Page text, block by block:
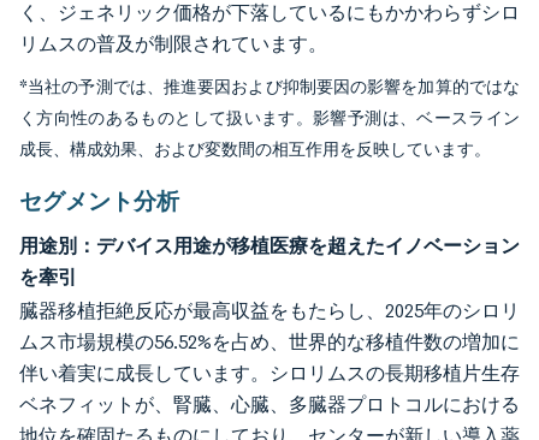
く、ジェネリック価格が下落しているにもかかわらずシロ
リムスの普及が制限されています。
*当社の予測では、推進要因および抑制要因の影響を加算的ではな
く方向性のあるものとして扱います。影響予測は、ベースライン
成長、構成効果、および変数間の相互作用を反映しています。
セグメント分析
用途別：デバイス用途が移植医療を超えたイノベーション
を牽引
臓器移植拒絶反応が最高収益をもたらし、2025年のシロリ
ムス市場規模の56.52%を占め、世界的な移植件数の増加に
伴い着実に成長しています。シロリムスの長期移植片生存
ベネフィットが、腎臓、心臓、多臓器プロトコルにおける